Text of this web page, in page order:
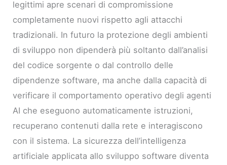
legittimi apre scenari di compromissione
completamente nuovi rispetto agli attacchi
tradizionali. In futuro la protezione degli ambienti
di sviluppo non dipenderà più soltanto dall’analisi
del codice sorgente o dal controllo delle
dipendenze software, ma anche dalla capacità di
verificare il comportamento operativo degli agenti
AI che eseguono automaticamente istruzioni,
recuperano contenuti dalla rete e interagiscono
con il sistema. La sicurezza dell’intelligenza
artificiale applicata allo sviluppo software diventa